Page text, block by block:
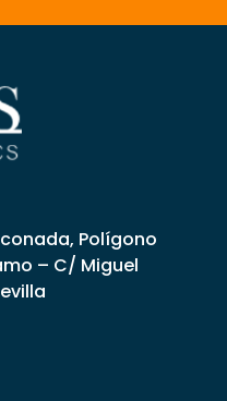
Polígono
– C/ Miguel